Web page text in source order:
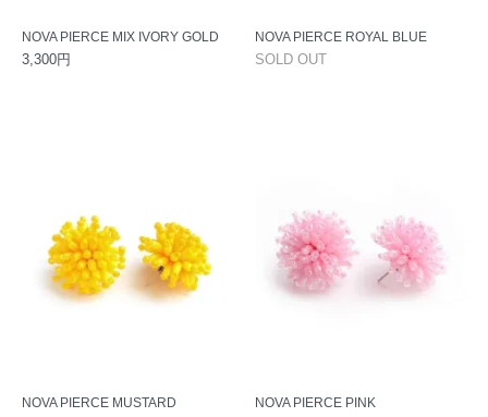
NOVA PIERCE MIX IVORY GOLD
3,300円
NOVA PIERCE ROYAL BLUE
SOLD OUT
NOVA PIERCE MUSTARD NOVA PIERCE PINK